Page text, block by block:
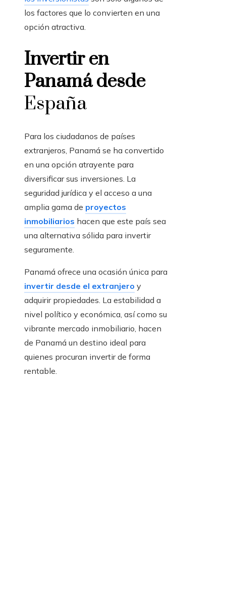
los factores que lo convierten en una
opción atractiva.
Invertir en
Panamádesde
España
Para los ciudadanos de países
extranjeros, Panamá se ha convertido
en una opción atrayente para
diversificar sus inversiones. La
seguridad jurídica y el acceso a una
amplia gama de proyectos
inmobiliarios hacen que este país sea
una alternativa sólida para invertir
seguramente.
Panamá ofrece una ocasión única para
invertir desde el extranjero y
adquirir propiedades. La estabilidad a
nivel político y económica, así como su
vibrante mercado inmobiliario, hacen
de Panamá un destino ideal para
quienes procuran invertir de forma
rentable.